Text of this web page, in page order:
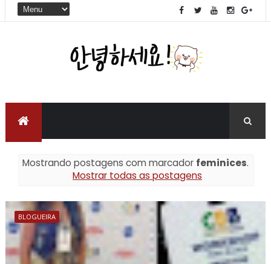
Mostrando postagens com marcador feminices.
Mostrar todas as postagens
BLOGUEIRA